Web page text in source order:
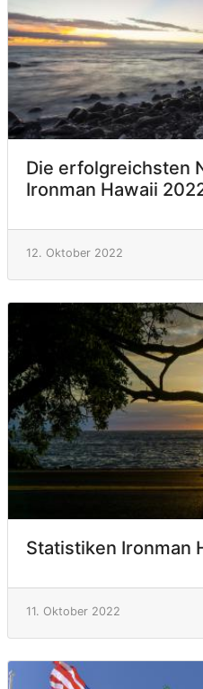
Die erfolgreichsten
Ironman Hawaii
12. Oktober 2022
Statistiken Ironman
11. Oktober 2022